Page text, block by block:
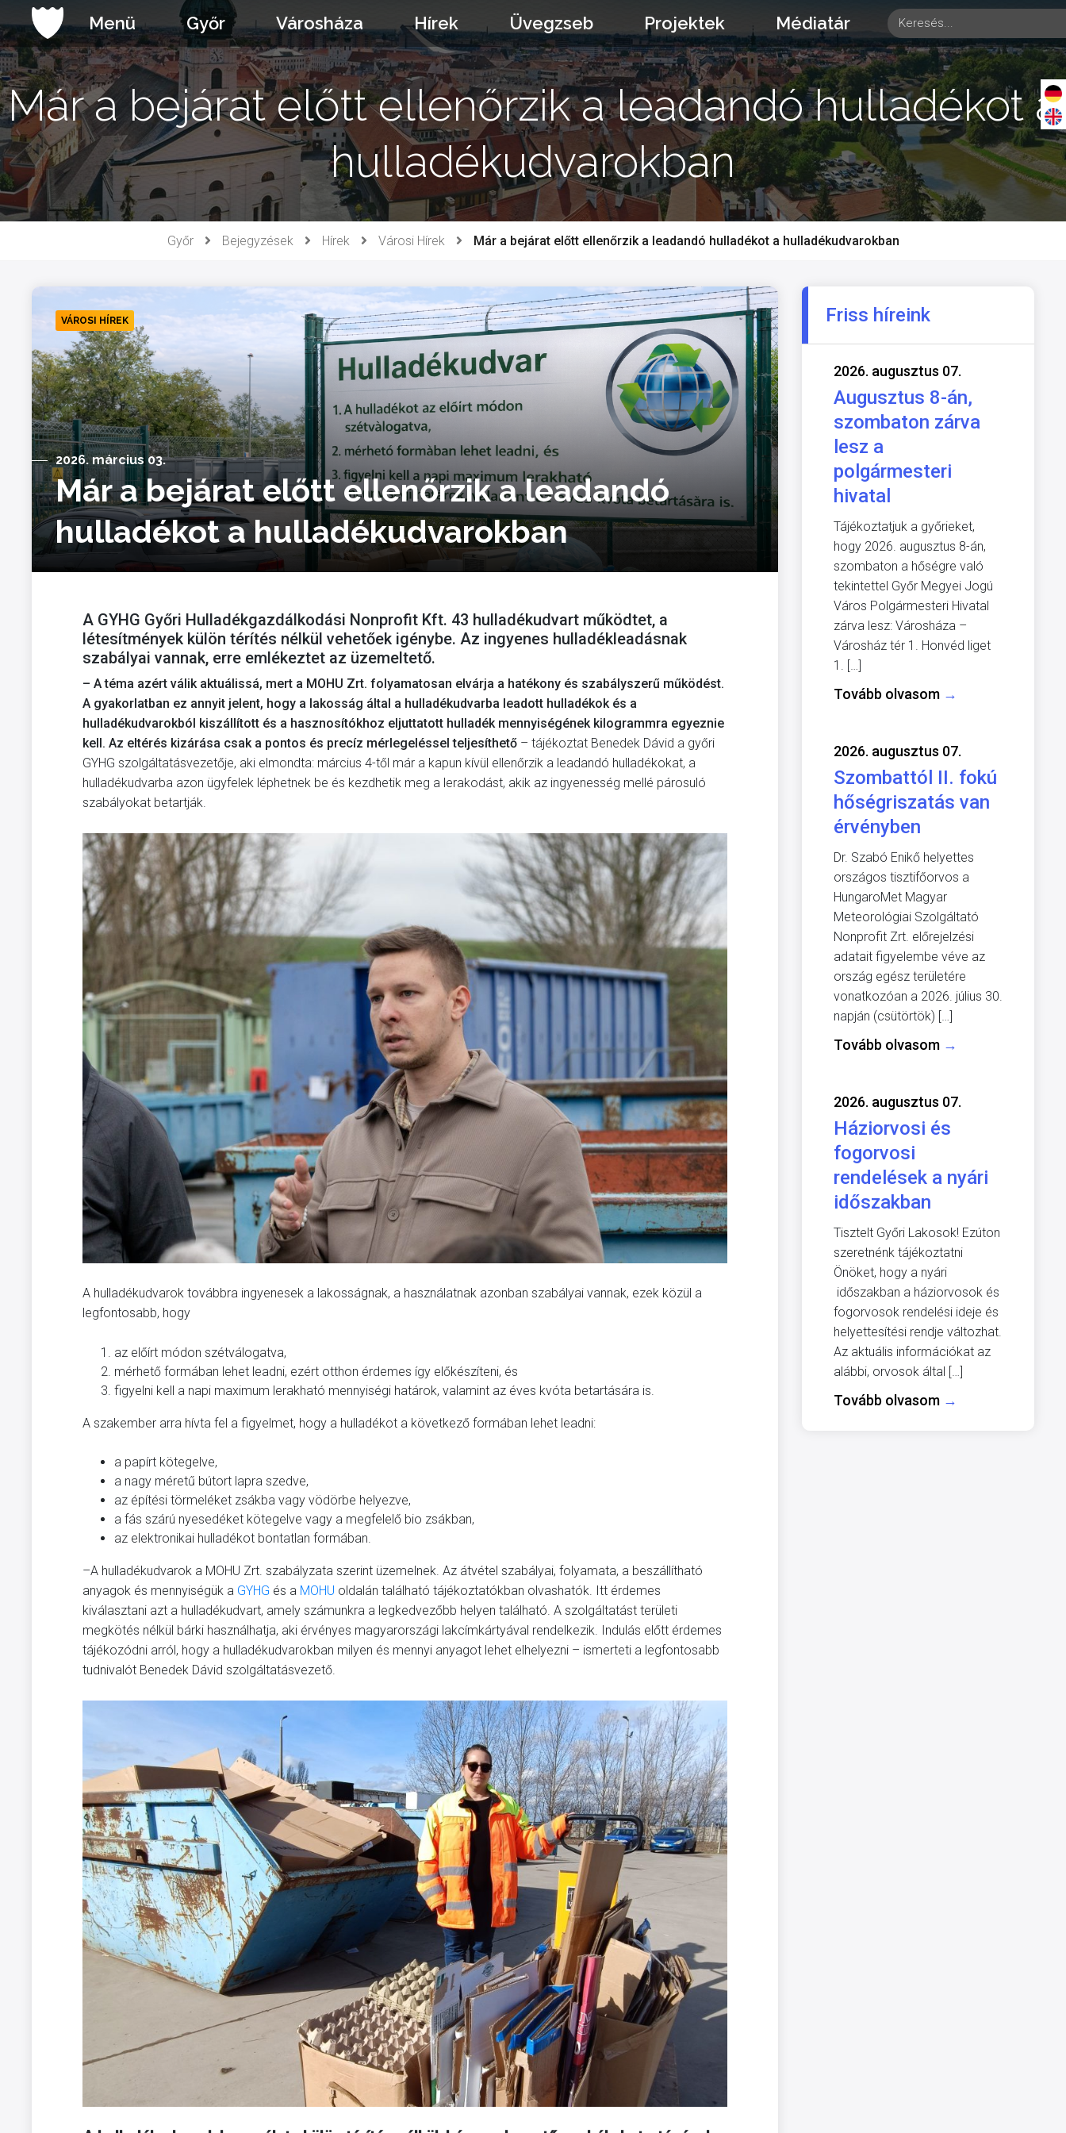
a
tartalomhoz
Menü Győr Városháza Hírek Üvegzseb Projektek Médiatár
Már a bejárat előtt ellenőrzik a leadandó hulladékot a
hulladékudvarokban
Győr Bejegyzések Hírek Városi Hírek Már a bejárat előtt ellenőrzik a leadandó hulladékot a hulladékudvarokban
VÁROSI HÍREK
2026. március 03.
Már a bejárat előtt ellenőrzik a leadandó
hulladékot a hulladékudvarokban
A GYHG Győri Hulladékgazdálkodási Nonprofit Kft. 43 hulladékudvart működtet, a
létesítmények külön térítés nélkül vehetőek igénybe. Az ingyenes hulladékleadásnak
szabályai vannak, erre emlékeztet az üzemeltető.
– A téma azért válik aktuálissá, mert a MOHU Zrt. folyamatosan elvárja a hatékony és szabályszerű működést.
A gyakorlatban ez annyit jelent, hogy a lakosság által a hulladékudvarba leadott hulladékok és a
hulladékudvarokból kiszállított és a hasznosítókhoz eljuttatott hulladék mennyiségének kilogrammra egyeznie
kell. Az eltérés kizárása csak a pontos és precíz mérlegeléssel teljesíthető – tájékoztat Benedek Dávid a győri
GYHG szolgáltatásvezetője, aki elmondta: március 4-től már a kapun kívül ellenőrzik a leadandó hulladékokat, a
hulladékudvarba azon ügyfelek léphetnek be és kezdhetik meg a lerakodást, akik az ingyenesség mellé párosuló
szabályokat betartják.
A hulladékudvarok továbbra ingyenesek a lakosságnak, a használatnak azonban szabályai vannak, ezek közül a
legfontosabb, hogy
az előírt módon szétválogatva,
mérhető formában lehet leadni, ezért otthon érdemes így előkészíteni, és
figyelni kell a napi maximum lerakható mennyiségi határok, valamint az éves kvóta betartására is.
A szakember arra hívta fel a figyelmet, hogy a hulladékot a következő formában lehet leadni:
a papírt kötegelve,
a nagy méretű bútort lapra szedve,
az építési törmeléket zsákba vagy vödörbe helyezve,
a fás szárú nyesedéket kötegelve vagy a megfelelő bio zsákban,
az elektronikai hulladékot bontatlan formában.
–A hulladékudvarok a MOHU Zrt. szabályzata szerint üzemelnek. Az átvétel szabályai, folyamata, a beszállítható
anyagok és mennyiségük a GYHG és a MOHU oldalán található tájékoztatókban olvashatók. Itt érdemes
kiválasztani azt a hulladékudvart, amely számunkra a legkedvezőbb helyen található. A szolgáltatást területi
megkötés nélkül bárki használhatja, aki érvényes magyarországi lakcímkártyával rendelkezik. Indulás előtt érdemes
tájékozódni arról, hogy a hulladékudvarokban milyen és mennyi anyagot lehet elhelyezni – ismerteti a legfontosabb
tudnivalót Benedek Dávid szolgáltatásvezető.
Friss híreink
2026. augusztus 07.
Augusztus 8-án,
szombaton zárva
lesz a
polgármesteri
hivatal
Tájékoztatjuk a győrieket,
hogy 2026. augusztus 8-án,
szombaton a hőségre való
tekintettel Győr Megyei Jogú
Város Polgármesteri Hivatal
zárva lesz: Városháza –
Városház tér 1. Honvéd liget
1. […]
Tovább olvasom →
2026. augusztus 07.
Szombattól II. fokú
hőségriszatás van
érvényben
Dr. Szabó Enikő helyettes
országos tisztifőorvos a
HungaroMet Magyar
Meteorológiai Szolgáltató
Nonprofit Zrt. előrejelzési
adatait figyelembe véve az
ország egész területére
vonatkozóan a 2026. július 30.
napján (csütörtök) […]
Tovább olvasom →
2026. augusztus 07.
Háziorvosi és
fogorvosi
rendelések a nyári
időszakban
Tisztelt Győri Lakosok! Ezúton
szeretnénk tájékoztatni
Önöket, hogy a nyári
időszakban a háziorvosok és
fogorvosok rendelési ideje és
helyettesítési rendje változhat.
Az aktuális információkat az
alábbi, orvosok által […]
Tovább olvasom →